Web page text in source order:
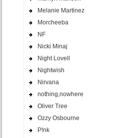
Melanie Martinez
Morcheeba
NF
Nicki Minaj
Night Lovell
Nightwish
Nirvana
nothing,nowhere
Oliver Tree
Ozzy Osbourne
P!nk